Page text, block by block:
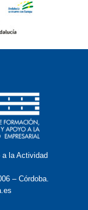
la Actividad
– Córdoba.